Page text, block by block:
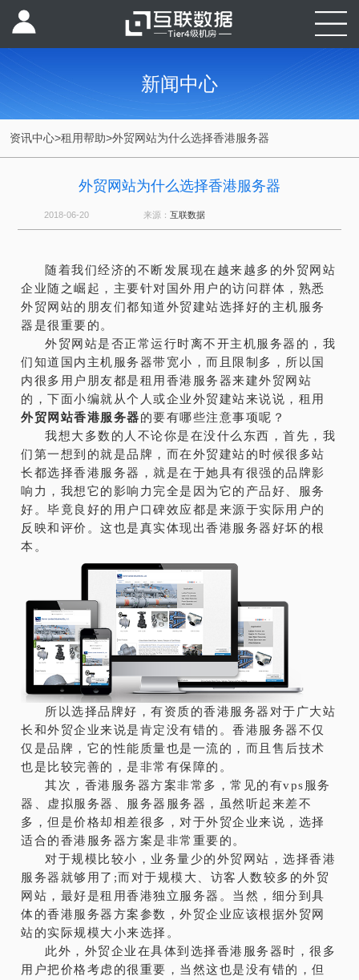
新闻中心
资讯中心>租用帮助>外贸网站为什么选择香港服务器
外贸网站为什么选择香港服务器
2018-06-20 来源： 互联数据
随着我们经济的不断发展现在越来越多的外贸网站
企业随之崛起，主要针对国外用户的访问群体，熟悉
外贸网站的朋友们都知道外贸建站选择好的主机服务
器是很重要的。
外贸网站是否正常运行时离不开主机服务器的，我
们知道国内主机服务器带宽小，而且限制多，所以国
内很多用户朋友都是租用香港服务器来建外贸网站
的，下面小编就从个人或企业外贸建站来说说，租用
外贸 网站香港服务器的要有哪些注意事项呢？
我想大多数的人不论你是在没什么东西，首先，我
们第一想到的就是品牌，而在外贸建站的时候很多站
长都选择香港服务器，就是在于她具有很强的品牌影
响力，我想它的影响力完全是因为它的产品好、服务
好。毕竟良好的用户口碑效应都是来源于实际用户的
反映和评价。这也是真实体现出香港服务器好坏的根
本。
所以选择品牌好，有资质的香港服务器对于广大站
长和外贸企业来说是肯定没有错的。香港服务器不仅
仅是品牌，它的性能质量也是一流的，而且售后技术
也是比较完善的，是非常有保障的。
其次，香港服务器方案非常多，常见的有vps服务
器、虚拟服务器、服务器服务器，虽然听起来差不
多，但是价格却相差很多，对于外贸企业来说，选择
适合的香港服务器方案是非常重要的。
对于规模比较小，业务量少的外贸网站，选择香港
服务器就够用了;而对于规模大、访客人数较多的外贸
网站，最好是租用香港独立服务器。当然，细分到具
体的香港服务器方案参数，外贸企业应该根据外贸网
站的实际规模大小来选择。
此外，外贸企业在具体到选择香港服务器时，很多
用户把价格考虑的很重要，当然这也是没有错的，但